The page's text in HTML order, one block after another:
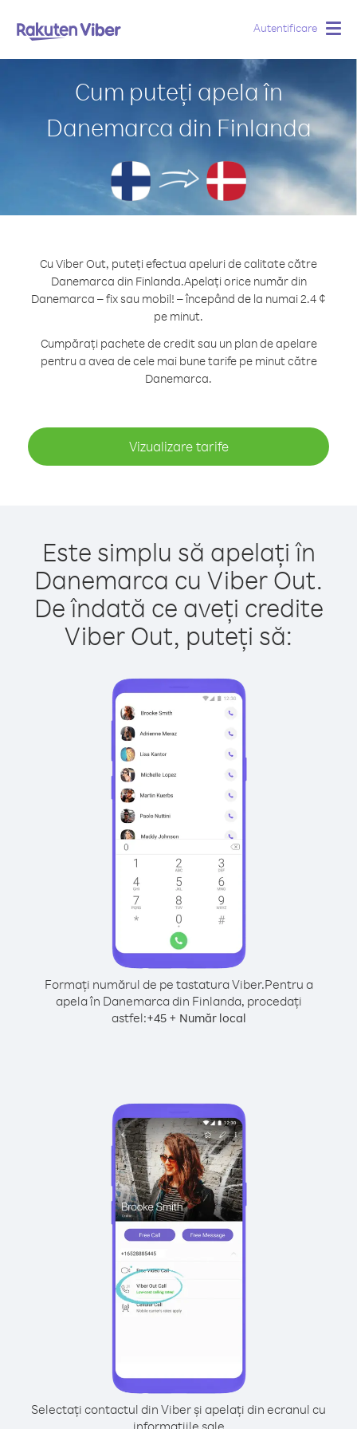
Autentificare
Cum puteți apela în
Danemarca din Finlanda
Cu Viber Out, puteți efectua apeluri de calitate către
Danemarca din Finlanda.Apelați orice număr din
Danemarca – fix sau mobil! – începând de la numai 2.4 ¢
pe minut.
Cumpărați pachete de credit sau un plan de apelare
pentru a avea de cele mai bune tarife pe minut către
Danemarca.
Vizualizare tarife
Este simplu să apelați în
Danemarca cu Viber Out.
De îndată ce aveți credite
Viber Out, puteți să:
Formați numărul de pe tastatura Viber.Pentru a
apela în Danemarca din Finlanda, procedați
astfel:+45+ Număr local
Selectați contactul din Viber și apelați din ecranul cu
informațiile sale